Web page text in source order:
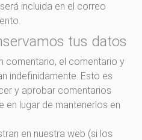
incluida en el correo
tus datos
comentario, el comentario y
indefinidamente. Esto es
y aprobar comentarios
lugar de mantenerlos en
en nuestra web (si los